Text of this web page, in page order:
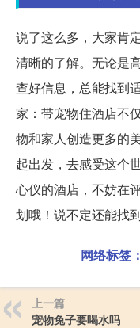
说了这么多，大家肯
清晰的了解。无论是
查好信息，总能找到
家：带宠物住酒店不
物和家人创造更多的
起出发，去感受这个
心仪的酒店，不妨在
划哦！说不定还能找
网络标签：
上一篇
宠物兔子要喝水吗